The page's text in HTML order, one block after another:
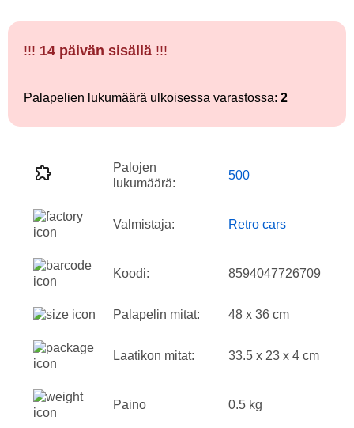
!!! 14 päivän sisällä !!!
Palapelien lukumäärä ulkoisessa varastossa: 2
Palojen
lukumäärä:
500
Valmistaja: Retro cars
Koodi: 8594047726709
Palapelin mitat: 48 x 36 cm
Laatikon mitat: 33.5 x 23 x 4 cm
Paino 0.5 kg